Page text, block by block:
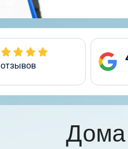
отзывов
Дома